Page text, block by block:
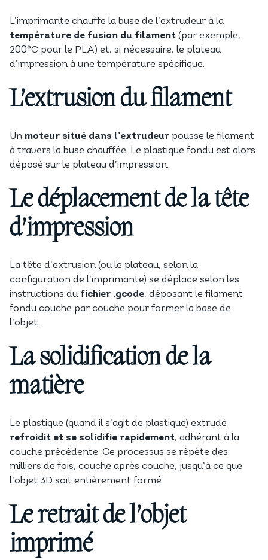
L’imprimante chauffe la buse de l’extrudeur à la
température de fusion du filament (par exemple,
200°C pour le PLA) et, si nécessaire, le plateau
d’impression à une température spécifique.
L’extrusion du filament
Un moteur situé dans l’extrudeur pousse le filament
à travers la buse chauffée. Le plastique fondu est alors
déposé sur le plateau d’impression.
Le déplacement de la tête
d’impression
La tête d’extrusion (ou le plateau, selon la
configuration de l’imprimante) se déplace selon les
instructions du fichier .gcode, déposant le filament
fondu couche par couche pour former la base de
l’objet.
La solidification de la
matière
Le plastique (quand il s’agit de plastique) extrudé
refroidit et se solidifie rapidement, adhérant à la
couche précédente. Ce processus se répète des
milliers de fois, couche après couche, jusqu’à ce que
l’objet 3D soit entièrement formé.
Le retrait de l’objet
imprimé